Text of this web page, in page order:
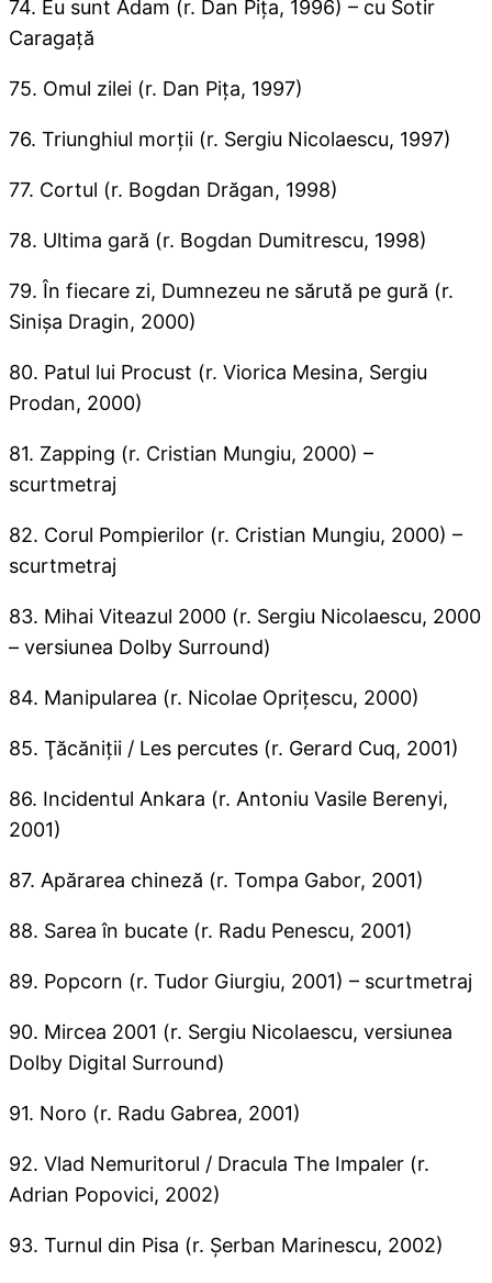
74. Eu sunt Adam (r. Dan Piţa, 1996) – cu Sotir
Caragaţă
75. Omul zilei (r. Dan Piţa, 1997)
76. Triunghiul morţii (r. Sergiu Nicolaescu, 1997)
77. Cortul (r. Bogdan Drăgan, 1998)
78. Ultima gară (r. Bogdan Dumitrescu, 1998)
79. În fiecare zi, Dumnezeu ne sărută pe gură (r.
Sinişa Dragin, 2000)
80. Patul lui Procust (r. Viorica Mesina, Sergiu
Prodan, 2000)
81. Zapping (r. Cristian Mungiu, 2000) –
scurtmetraj
82. Corul Pompierilor (r. Cristian Mungiu, 2000) –
scurtmetraj
83. Mihai Viteazul 2000 (r. Sergiu Nicolaescu, 2000
– versiunea Dolby Surround)
84. Manipularea (r. Nicolae Opriţescu, 2000)
85. Ţăcăniţii / Les percutes (r. Gerard Cuq, 2001)
86. Incidentul Ankara (r. Antoniu Vasile Berenyi,
2001)
87. Apărarea chineză (r. Tompa Gabor, 2001)
88. Sarea în bucate (r. Radu Penescu, 2001)
89. Popcorn (r. Tudor Giurgiu, 2001) – scurtmetraj
90. Mircea 2001 (r. Sergiu Nicolaescu, versiunea
Dolby Digital Surround)
91. Noro (r. Radu Gabrea, 2001)
92. Vlad Nemuritorul / Dracula The Impaler (r.
Adrian Popovici, 2002)
93. Turnul din Pisa (r. Şerban Marinescu, 2002)